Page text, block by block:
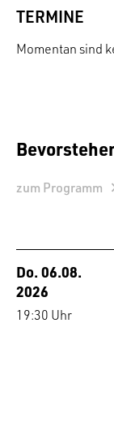
TERMINE
Momentan sind
zum Programm
Do. 06.08.
2026
19:30 Uhr